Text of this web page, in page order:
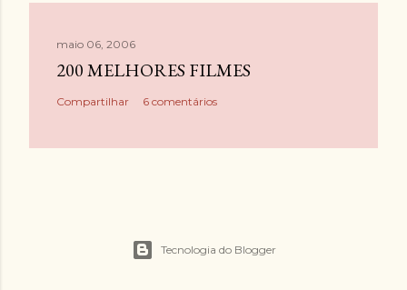
maio 06, 2006
200 MELHORES FILMES
Compartilhar 6 comentários
Tecnologia do Blogger